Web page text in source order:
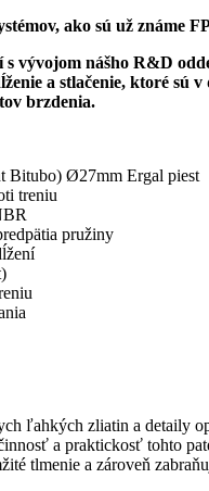
ako sú už známe
s vývojom nášho R&D
a stlačenie, ktoré
brzdenia.
Bitubo) Ø27mm Ergal piest
treniu
pružiny
ľahkých zliatin a
a praktickosť tohto
tlmenie a zároveň